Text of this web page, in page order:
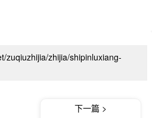
zuqiuzhijia/zhijia/shipinluxiang-
下一篇 >